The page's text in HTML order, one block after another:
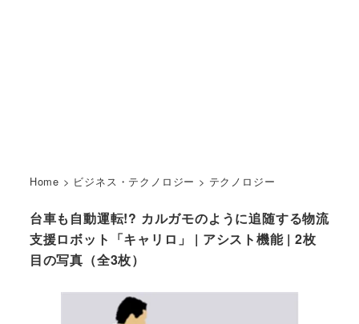
Home > ビジネス・テクノロジー > テクノロジー
台車も自動運転!? カルガモのように追随する物流
支援ロボット「キャリロ」 | アシスト機能 | 2枚
目の写真（全3枚）